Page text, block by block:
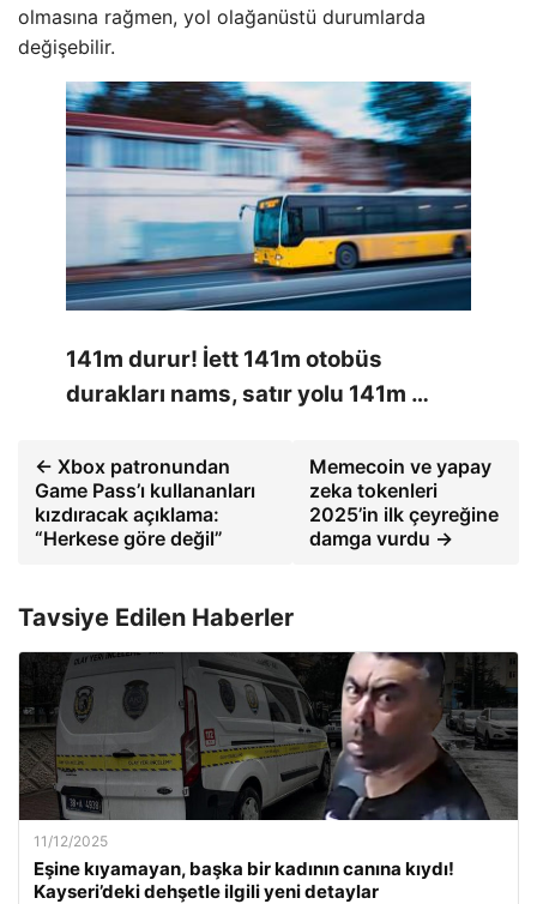
olmasına rağmen, yol olağanüstü durumlarda
değişebilir.
141m durur! İett 141m otobüs
durakları nams, satır yolu 141m …
← Xbox patronundan
Game Pass’ı kullananları
kızdıracak açıklama:
“Herkese göre değil”
Memecoin ve yapay
zeka tokenleri
2025’in ilk çeyreğine
damga vurdu →
Tavsiye Edilen Haberler
11/12/2025
Eşine kıyamayan, başka bir kadının canına kıydı!
Kayseri’deki dehşetle ilgili yeni detaylar